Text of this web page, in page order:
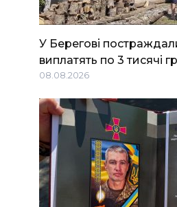
У Берегові
виплатять по 3 тисячі
08.08.2026